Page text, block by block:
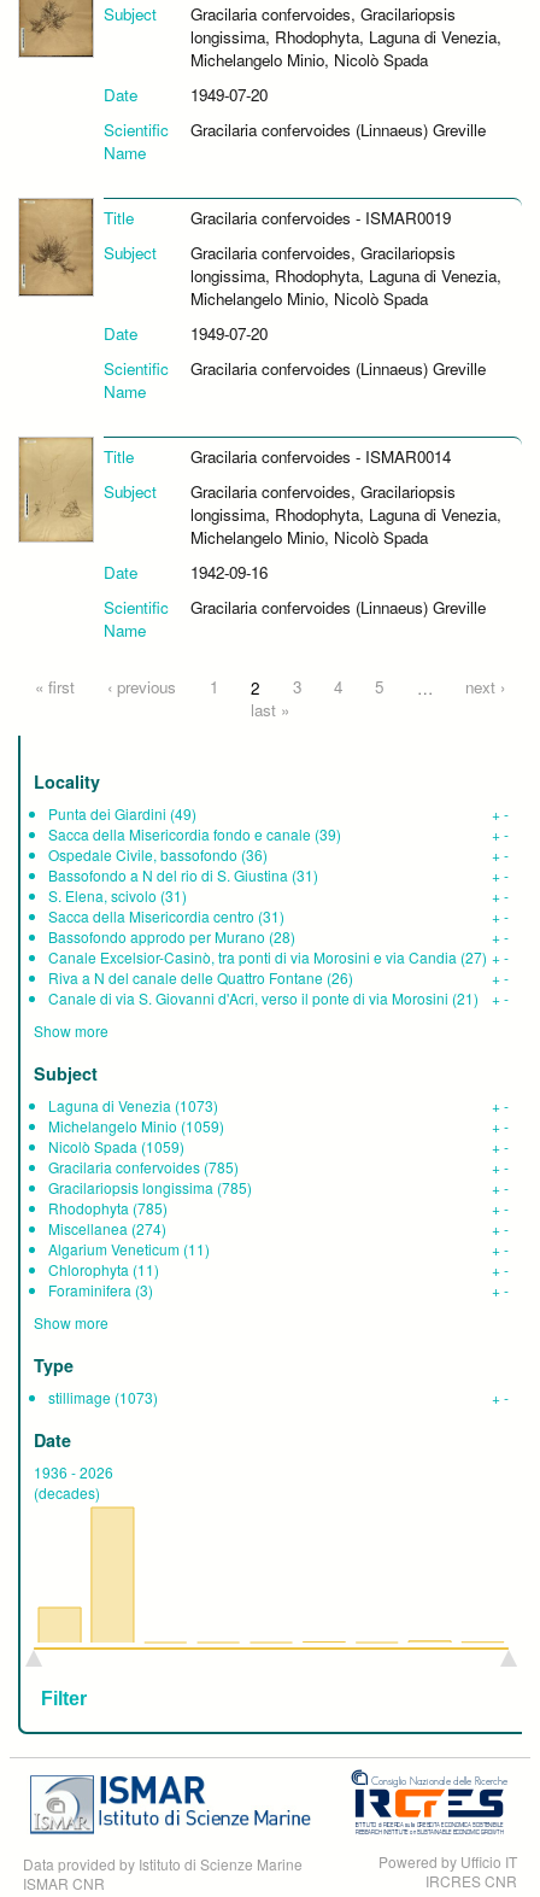
Subject
Gracilaria confervoides, Gracilariopsis
longissima, Rhodophyta, Laguna di Venezia,
Michelangelo Minio, Nicolò Spada
Date
1949-07-20
Scientific
Name
Gracilaria confervoides (Linnaeus) Greville
Title
Gracilaria confervoides - ISMAR0019
Subject
Gracilaria confervoides, Gracilariopsis
longissima, Rhodophyta, Laguna di Venezia,
Michelangelo Minio, Nicolò Spada
Date
1949-07-20
Scientific
Name
Gracilaria confervoides (Linnaeus) Greville
Title
Gracilaria confervoides - ISMAR0014
Subject
Gracilaria confervoides, Gracilariopsis
longissima, Rhodophyta, Laguna di Venezia,
Michelangelo Minio, Nicolò Spada
Date
1942-09-16
Scientific
Name
Gracilaria confervoides (Linnaeus) Greville
Pages
« first ‹ previous 1 2 3 4 5 …
next ›
last »
Locality
Punta dei Giardini (49) +-
Sacca della Misericordia fondo e canale (39) +-
Ospedale Civile, bassofondo (36) +-
Bassofondo a N del rio di S. Giustina (31) +-
S. Elena, scivolo (31) +-
Sacca della Misericordia centro (31) +-
Bassofondo approdo per Murano (28) +-
Canale Excelsior-Casinò, tra ponti di via Morosini e via Candia (27) +-
Riva a N del canale delle Quattro Fontane (26) +-
Canale di via S. Giovanni d'Acri, verso il ponte di via Morosini (21) +-
Show more
Subject
Laguna di Venezia (1073) +-
Michelangelo Minio (1059) +-
Nicolò Spada (1059) +-
Gracilaria confervoides (785) +-
Gracilariopsis longissima (785) +-
Rhodophyta (785) +-
Miscellanea (274) +-
Algarium Veneticum (11) +-
Chlorophyta (11) +-
Foraminifera (3) +-
Show more
Type
stillimage (1073) +-
Date
1936 -2026
(decades)
Data provided by Istituto di Scienze Marine
ISMAR CNR
Powered by Ufficio IT
IRCRES CNR